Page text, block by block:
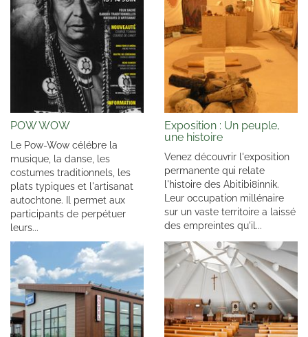
POW WOW
Le Pow-Wow célébre la
musique, la danse, les
costumes traditionnels, les
plats typiques et l'artisanat
autochtone. Il permet aux
participants de perpétuer
leurs...
Exposition : Un peuple,
une histoire
Venez découvrir l'exposition
permanente qui relate
l'histoire des Abitibi8innik.
Leur occupation millénaire
sur un vaste territoire a laissé
des empreintes qu'il...